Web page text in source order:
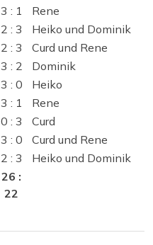
3 : 1
Rene
2 : 3
Heiko und Dominik
2 : 3
Curd und Rene
3 : 2
Dominik
3 : 0
Heiko
3 : 1
Rene
0 : 3
Curd
3 : 0
Curd und Rene
2 : 3
Heiko und Dominik
26 :
22